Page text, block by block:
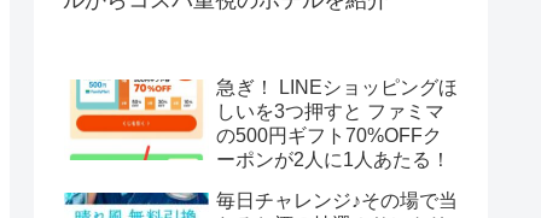
急ぎ！ LINEショッピングほ
しいを3つ押すと ファミマ
の500円ギフト70%OFFク
ーポンが2人に1人あたる！
毎日チャレンジ♪その場で当